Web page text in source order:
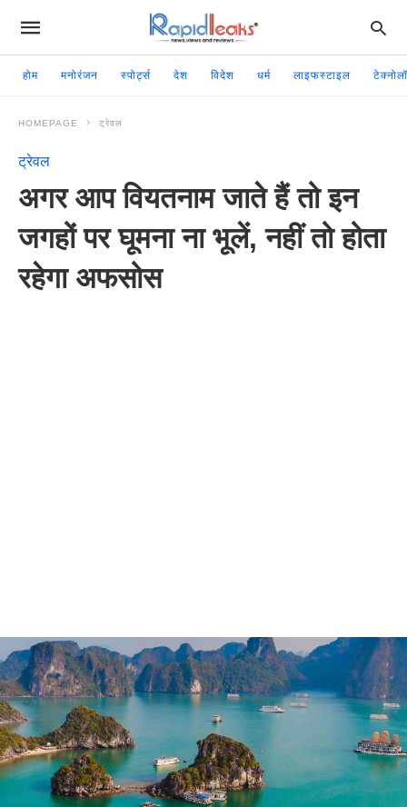
होम मनोरंजन स्पोर्ट्स देश विदेश धर्म लाइफस्टाइल
HOMEPAGE ट्रेवल
ट्रेवल
अगर आप वियतनाम जाते हैं तो इन
जगहों पर घूमना ना भूलें, नहीं तो होता
रहेगा अफसोस